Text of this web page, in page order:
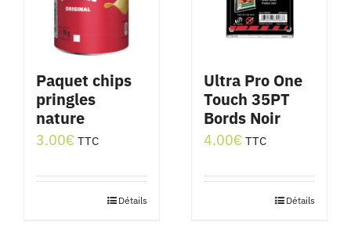
Paquet chips
pringles
nature
3.00€ TTC
Détails
Ultra Pro One
Touch 35PT
Bords Noir
4.00€ TTC
Détails